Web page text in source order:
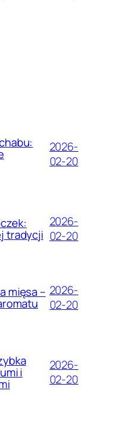
2026-
02-20
tradycji
2026-
02-20
mięsa – 2026-
02-20
i
2026-
02-20